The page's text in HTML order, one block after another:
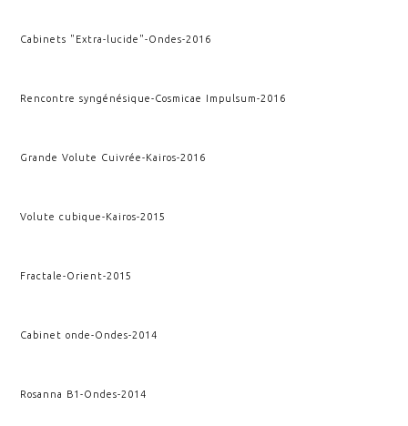
Cabinets "Extra-lucide"-Ondes-2016
Rencontre syngénésique-Cosmicae Impulsum-2016
Grande Volute Cuivrée-Kairos-2016
Volute cubique-Kairos-2015
Fractale-Orient-2015
Cabinet onde-Ondes-2014
Rosanna B1-Ondes-2014